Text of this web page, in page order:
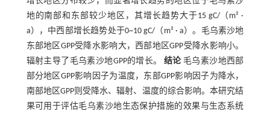
地的南部和东部较少地区，其增长趋势大于15 gC/（m² ·
a），中西部增长趋势处于0~10 gC/（m² · a）。毛乌素沙地
东部地区GPP受降水影响大，西部地区GPP受降水影响小。
辐射主导了毛乌素沙地GPP的增长。 结论毛乌素沙地西部
部分地区GPP影响因子为温度，东部GPP影响因子为降水，
南部地区GPP则受降水、辐射、温度的综合影响。本研究结
果可用于评估毛乌素沙地生态保护措施的效果与生态系统